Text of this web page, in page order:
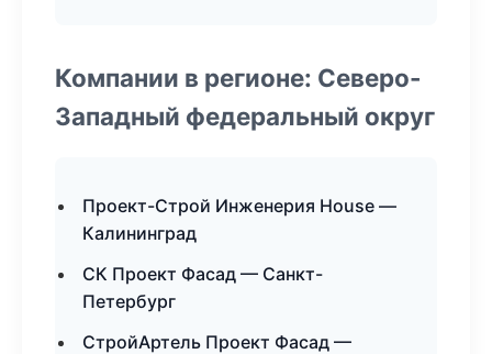
Компании в регионе: Северо-
Западный федеральный округ
Проект-Строй Инженерия House —
Калининград
СК Проект Фасад — Санкт-
Петербург
СтройАртель Проект Фасад —